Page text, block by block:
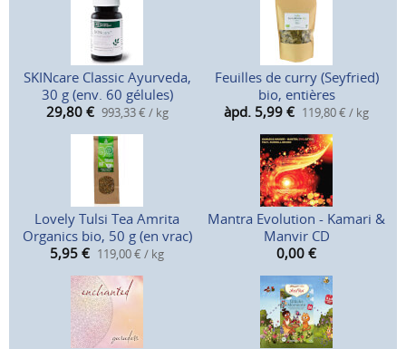
SKINcare Classic Ayurveda,
30 g (env. 60 gélules)
29,80 € 993,33 € / kg
Feuilles de curry (Seyfried)
bio, entières
àpd. 5,99 € 119,80 € / kg
Lovely Tulsi Tea Amrita
Organics bio, 50 g (en vrac)
5,95 € 119,00 € / kg
Mantra Evolution - Kamari &
Manvir CD
0,00 €